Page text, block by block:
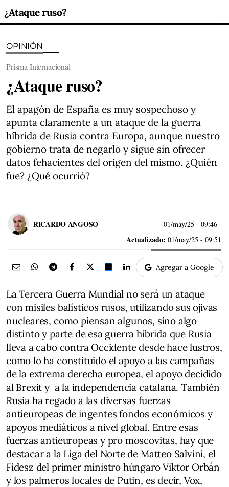
¿Ataque ruso?
OPINIÓN
Prisma Internacional
¿Ataque ruso?
El apagón de España es muy sospechoso y
apunta claramente a un ataque de la guerra
híbrida de Rusia contra Europa, aunque nuestro
gobierno trata de negarlo y sigue sin ofrecer
datos fehacientes del origen del mismo. ¿Quién
fue? ¿Qué ocurrió?
RICARDO ANGOSO 01/may/25 - 09:46
Actualizado: 01/may/25 - 09:51
Agregar a Google
La Tercera Guerra Mundial no será un ataque
con misiles balísticos rusos, utilizando sus ojivas
nucleares, como piensan algunos, sino algo
distinto y parte de esa guerra híbrida que Rusia
lleva a cabo contra Occidente desde hace lustros,
como lo ha constituido el apoyo a las campañas
de la extrema derecha europea, el apoyo decidido
al Brexit y a la independencia catalana. También
Rusia ha regado a las diversas fuerzas
antieuropeas de ingentes fondos económicos y
apoyos mediáticos a nivel global. Entre esas
fuerzas antieuropeas y pro moscovitas, hay que
destacar a la Liga del Norte de Matteo Salvini, el
Fidesz del primer ministro húngaro Viktor Orbán
y los palmeros locales de Putin, es decir, Vox,